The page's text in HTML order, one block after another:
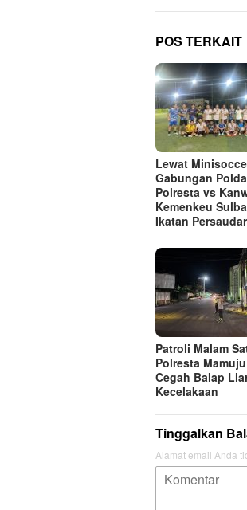
POS TERKAIT
Lewat
Gabungan
Polresta vs
Kemenkeu
Ikatan
Patroli Malam
Polresta
Cegah Balap
Kecelakaan
Tinggalkan
Alamat email Anda